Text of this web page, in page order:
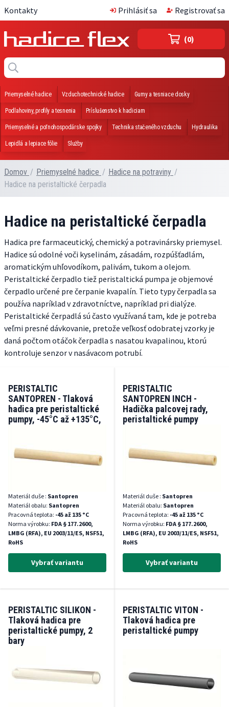
Kontakty Prihlásiť sa Registrovať sa
(0)
Priemyselné hadice Vzduchotechnické hadice Gumy a tesniace dosky
Podlahoviny, profily a tesnenia Príslušenstvo k hadiciam
Priemyselné a poľnohospodárske spojky Technika stačeného vzduchu Hydraulika
Lepidlá a lepiace fólie Služby
Domov / Priemyselné hadice / Hadice na potraviny /
Hadice na peristaltické čerpadla
Hadice na peristaltické čerpadla
Hadica pre farmaceutický, chemický a potravinársky priemysel.
Hadice sú odolné voči kyselinám, zásadám, rozpúšťadlám,
aromatickým uhľovodíkom, palivám, tukom a olejom.
Peristaltické čerpadlo tiež peristaltická pumpa je objemové
čerpadlo určené pre čerpanie kvapalín. Tieto typy čerpadla sa
používa napríklad v zdravotníctve, napríklad pri dialýze.
Peristaltické čerpadlá sú často využívaná tam, kde je potreba
veľmi presné dávkovanie, pretože veľkosť odobratej vzorky je
daná počtom otáčok čerpadla s nasatou kvapalinou, ktorú
kontroluje senzor v nasávacom potrubí.
PERISTALTIC
SANTOPREN - Tlaková
hadica pre peristaltické
pumpy, -45°C až +135°C,
Materiál duše : Santopren
Materiál obalu: Santopren
Pracovná teplota: -45 až 135 °C
Norma výrobku: FDA § 177.2600,
LMBG (RFA), EU 2003/11/ES, NSF51,
RoHS
Vybrať variantu
PERISTALTIC
SANTOPREN INCH -
Hadička palcovej rady,
peristaltické pumpy
Materiál duše : Santopren
Materiál obalu: Santopren
Pracovná teplota: -45 až 135 °C
Norma výrobku: FDA § 177.2600,
LMBG (RFA), EU 2003/11/ES, NSF51,
RoHS
Vybrať variantu
PERISTALTIC SILIKON -
Tlaková hadica pre
peristaltické pumpy, 2
bary
PERISTALTIC VITON -
Tlaková hadica pre
peristaltické pumpy